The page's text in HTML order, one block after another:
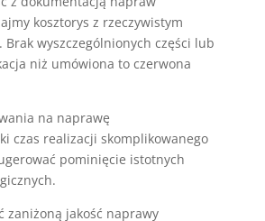
kosztorys z rzeczywistym
wyszczególnionych części lub
niż umówiona to czerwona
na naprawę
czas realizacji skomplikowanego
pominięcie istotnych
zaniżoną jakość naprawy